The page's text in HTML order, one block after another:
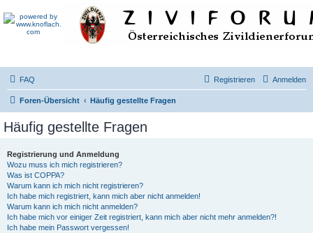
FAQ Anmelden
Registrieren
Foren-Übersicht Häufig gestellte Fragen
Häufig gestellte Fragen
Registrierung und Anmeldung
Wozu muss ich mich registrieren?
Was ist COPPA?
Warum kann ich mich nicht registrieren?
Ich habe mich registriert, kann mich aber nicht anmelden!
Warum kann ich mich nicht anmelden?
Ich habe mich vor einiger Zeit registriert, kann mich aber nicht mehr anmelden?!
Ich habe mein Passwort vergessen!